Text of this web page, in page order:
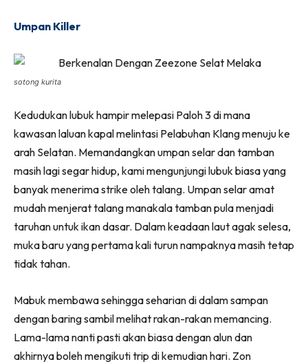
Umpan Killer
sotong kurita
Kedudukan lubuk hampir melepasi Paloh 3 di mana
kawasan laluan kapal melintasi Pelabuhan Klang menuju ke
arah Selatan. Memandangkan umpan selar dan tamban
masih lagi segar hidup, kami mengunjungi lubuk biasa yang
banyak menerima strike oleh talang. Umpan selar amat
mudah menjerat talang manakala tamban pula menjadi
taruhan untuk ikan dasar. Dalam keadaan laut agak selesa,
muka baru yang pertama kali turun nampaknya masih tetap
tidak tahan.
Mabuk membawa sehingga seharian di dalam sampan
dengan baring sambil melihat rakan-rakan memancing.
Lama-lama nanti pasti akan biasa dengan alun dan
akhirnya boleh mengikuti trip di kemudian hari. Zon